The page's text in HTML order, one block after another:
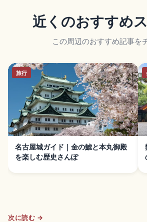
近くのおすすめ
この周辺のおすすめ記事を
旅行
名古屋城ガイド｜金の鯱と本丸御殿
を楽しむ歴史さんぽ
次に読む →